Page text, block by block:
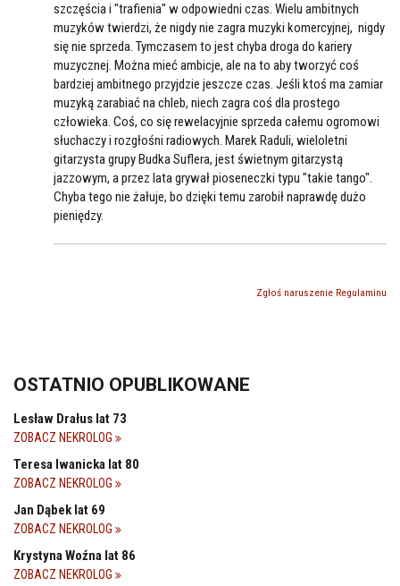
szczęścia i "trafienia" w odpowiedni czas. Wielu ambitnych
muzyków twierdzi, że nigdy nie zagra muzyki komercyjnej, nigdy
się nie sprzeda. Tymczasem to jest chyba droga do kariery
muzycznej. Można mieć ambicje, ale na to aby tworzyć coś
bardziej ambitnego przyjdzie jeszcze czas. Jeśli ktoś ma zamiar
muzyką zarabiać na chleb, niech zagra coś dla prostego
człowieka. Coś, co się rewelacyjnie sprzeda całemu ogromowi
słuchaczy i rozgłośni radiowych. Marek Raduli, wieloletni
gitarzysta grupy Budka Suflera, jest świetnym gitarzystą
jazzowym, a przez lata grywał pioseneczki typu "takie tango".
Chyba tego nie żałuje, bo dzięki temu zarobił naprawdę dużo
pieniędzy.
Zgłoś naruszenie Regulaminu
OSTATNIO OPUBLIKOWANE
Lesław Drałus lat 73
ZOBACZ NEKROLOG
Teresa Iwanicka lat 80
ZOBACZ NEKROLOG
Jan Dąbek lat 69
ZOBACZ NEKROLOG
Krystyna Woźna lat 86
ZOBACZ NEKROLOG